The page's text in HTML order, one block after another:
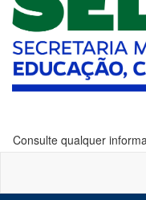
Consulte qualquer